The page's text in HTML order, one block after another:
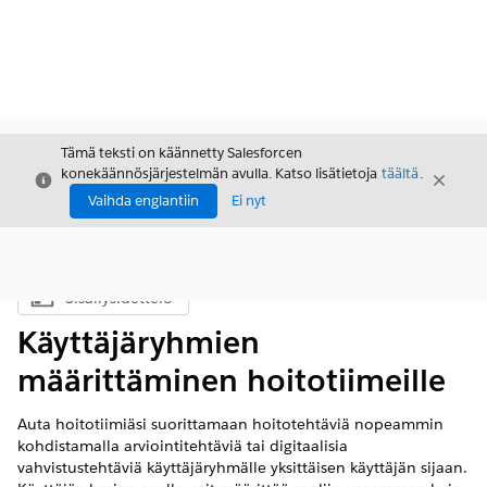
Sulje
Tämä teksti on käännetty Salesforcen
konekäännösjärjestelmän avulla. Katso lisätietoja täältä.
Vaihda englantiin
Ei nyt
Sulje
Näytä sisällysluettelo
Sisällysluettelo
Käyttäjäryhmien
määrittäminen hoitotiimeille
Auta hoitotiimiäsi suorittamaan hoitotehtäviä nopeammin
kohdistamalla arviointitehtäviä tai digitaalisia
vahvistustehtäviä käyttäjäryhmälle yksittäisen käyttäjän sijaan.